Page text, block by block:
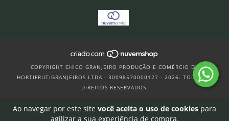
Ao navegar por este site você aceita o uso de cookies para
agilizar a sua experiência de compra.
COPYRIGHT CHICO GRANJEIRO PRODUÇÃO E COMÉRCIO DE
HORTIFRUTIGRANJEIROS LTDA - 30098570000127 - 2026. TODOS OS
DIREITOS RESERVADOS.